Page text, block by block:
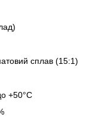
сплав (15:1)
+50°C